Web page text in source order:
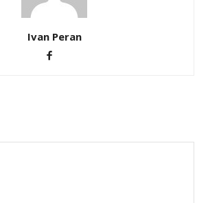
Ivan Peran